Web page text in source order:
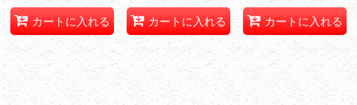
カートに入れる カートに入れる カートに入れる